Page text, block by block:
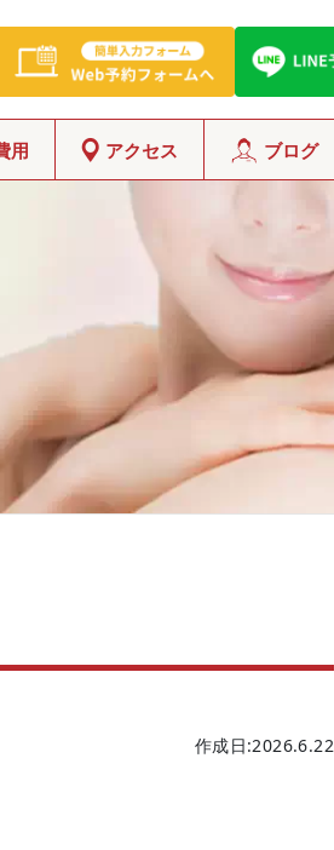
用 アクセス ブログ
作成日:2026.6.22